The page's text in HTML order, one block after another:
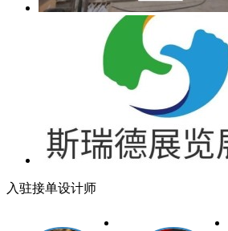
入驻接单设计师